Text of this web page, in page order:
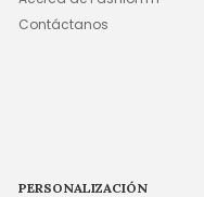
Contáctanos
PERSONALIZACIÓN